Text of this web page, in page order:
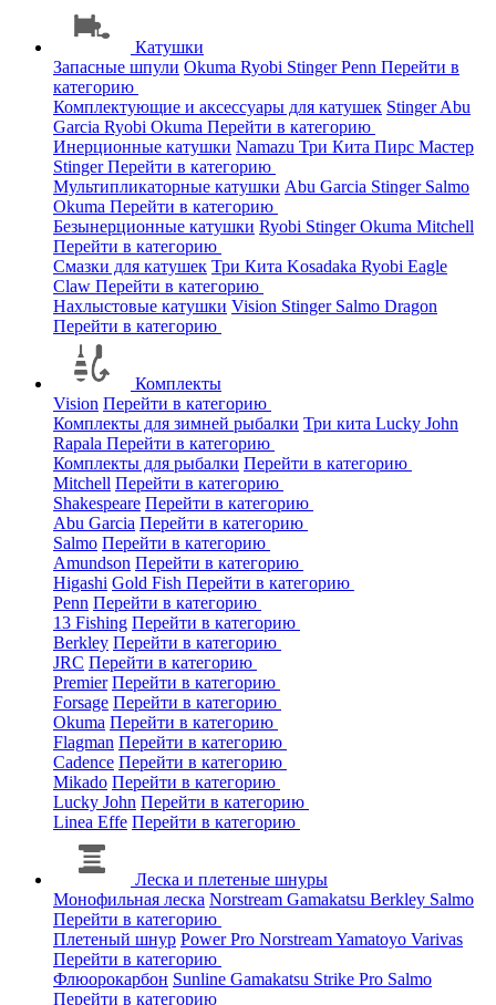
Катушки
Запасные шпули Okuma Ryobi StingerPenn Перейти в
категорию
Комплектующие и аксессуары для катушек StingerAbu
Garcia Ryobi Okuma Перейти в категорию
Инерционные катушки Namazu Три Кита Пирс Мастер
StingerПерейти в категорию
Мультипликаторные катушки Abu Garcia Stinger Salmo
Okuma Перейти в категорию
Безынерционные катушки Ryobi StingerOkuma Mitchell
Перейти в категорию
Смазки для катушек Три Кита Kosadaka Ryobi Eagle
Claw Перейти в категорию
Нахлыстовые катушки Vision Stinger Salmo Dragon
Перейти в категорию
Комплекты
Vision Перейти в категорию
Комплекты для зимней рыбалки Три кита Lucky John
Rapala Перейти в категорию
Комплекты для рыбалки Перейти в категорию
Mitchell Перейти в категорию
Shakespeare Перейти в категорию
Abu Garcia Перейти в категорию
Salmo Перейти в категорию
Amundson Перейти в категорию
Higashi Gold Fish Перейти в категорию
Penn Перейти в категорию
13 Fishing Перейти в категорию
Berkley Перейти в категорию
JRC Перейти в категорию
Premier Перейти в категорию
Forsage Перейти в категорию
Okuma Перейти в категорию
Flagman Перейти в категорию
Cadence Перейти в категорию
Mikado Перейти в категорию
Lucky John Перейти в категорию
Linea Effe Перейти в категорию
Леска и плетеные шнуры
Монофильная леска Norstream Gamakatsu Berkley Salmo
Перейти в категорию
Плетеный шнур Power Pro NorstreamYamatoyo Varivas
Перейти в категорию
Флюорокарбон Sunline Gamakatsu Strike Pro Salmo
Перейти в категорию